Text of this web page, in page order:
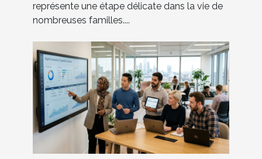
représente une étape délicate dans la vie de
nombreuses familles....